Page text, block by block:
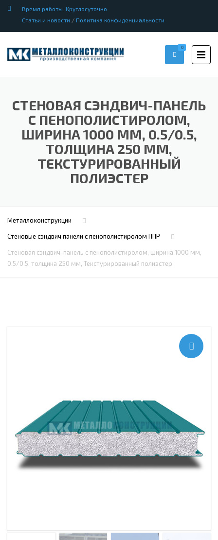
Время работы: Круглосуточно
Статьи и новости / Политика конфиденциальности
0
СТЕНОВАЯ СЭНДВИЧ-ПАНЕЛЬ
С ПЕНОПОЛИСТИРОЛОМ,
ШИРИНА 1000 ММ, 0.5/0.5,
ТОЛЩИНА 250 ММ,
ТЕКСТУРИРОВАННЫЙ
ПОЛИЭСТЕР
Металлоконструкции
Стеновые сэндвич панели с пенополистиролом ППР
Стеновая сэндвич-панель с пенополистиролом, ширина 1000 мм,
0.5/0.5, толщина 250 мм, Текстурированный полиэстер